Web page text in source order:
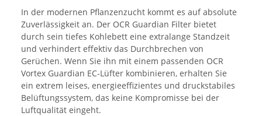
In der modernen Pflanzenzucht kommt es auf absolute
Zuverlässigkeit an. Der OCR Guardian Filter bietet
durch sein tiefes Kohlebett eine extralange Standzeit
und verhindert effektiv das Durchbrechen von
Gerüchen. Wenn Sie ihn mit einem passenden OCR
Vortex Guardian EC-Lüfter kombinieren, erhalten Sie
ein extrem leises, energieeffizientes und druckstabiles
Belüftungssystem, das keine Kompromisse bei der
Luftqualität eingeht.